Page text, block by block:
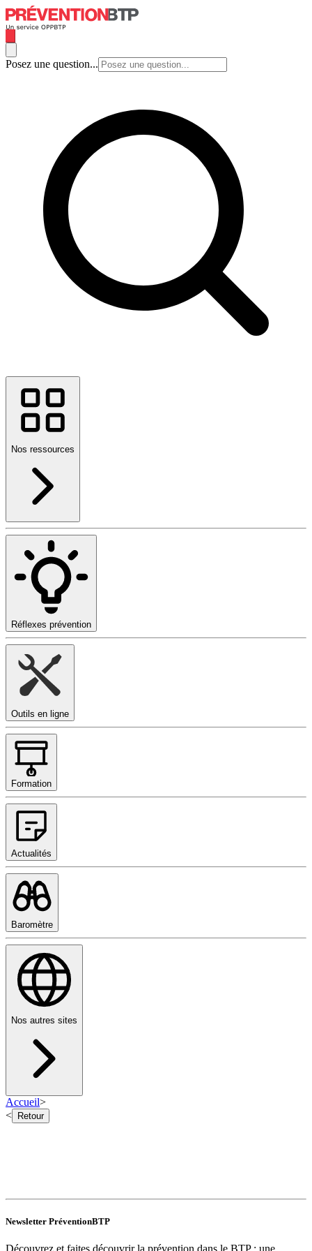
Posez une question...
Nos ressources
Réflexes prévention
Outils en ligne
Formation
Actualités
Baromètre
Nos autres sites
Accueil>
<
Retour
Newsletter PréventionBTP
Découvrez et faites découvrir la prévention dans le BTP : une